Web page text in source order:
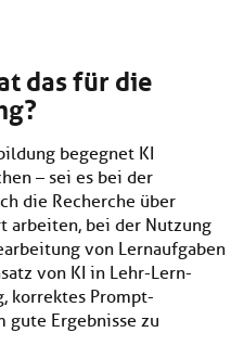
das für die
begegnet KI
– sei es bei der
die Recherche über
arbeiten, bei der Nutzung
von Lernaufgaben
von KI in Lehr-Lern-
korrektes Prompt-
gute Ergebnisse zu